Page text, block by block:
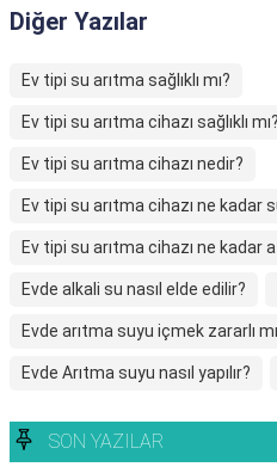
Diğer Yazılar
Ev tipi su arıtma sağlıklı mı?
Ev tipi su arıtma cihazı sağlıklı mı?
Ev tipi su arıtma cihazı nedir?
Ev tipi su arıtma cihazı ne kadar
Ev tipi su arıtma cihazı ne kadar
Evde alkali su nasıl elde edilir?
Evde arıtma suyu içmek zararlı
Evde Arıtma suyu nasıl yapılır?
SON YAZILAR